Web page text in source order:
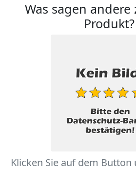
Was sagen andere
Produkt?
Klicken Sie auf dem